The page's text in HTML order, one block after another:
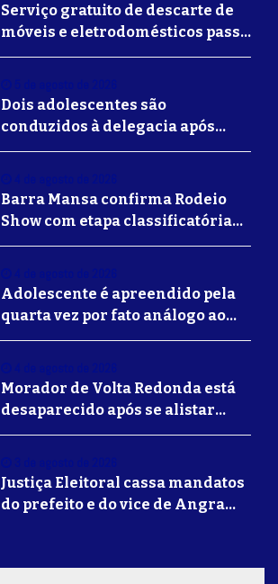
Serviço gratuito de descarte de
móveis e eletrodomésticos passa
a ser oferecido em Volta
Dois adolescentes são
conduzidos à delegacia após
suposta agressão a idoso em
Barra Mansa confirma Rodeio
Show com etapa classificatória
para Barretos e grandes nomes
Adolescente é apreendido pela
quarta vez por fato análogo ao
tráfico de drogas durante
Barra Mansa
Morador de Volta Redonda está
desaparecido após se alistar
para lutar na guerra da Ucrânia
Justiça Eleitoral cassa mandatos
do prefeito e do vice de Angra